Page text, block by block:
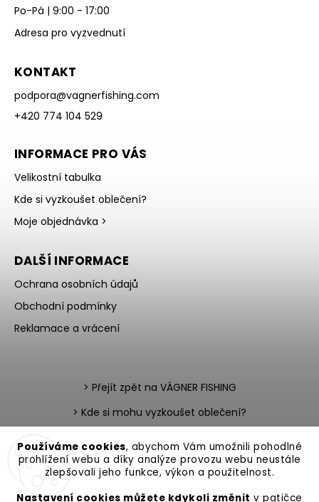
Používáme cookies, abychom Vám umožnili pohodlné
prohlížení webu a díky analýze provozu webu neustále
zlepšovali jeho funkce, výkon a použitelnost.
Nastavení cookies můžete kdykoli změnit v patičce
Po-Pá | 9:00 - 17:00
Adresa pro vyzvednutí
KONTAKT
podpora@vagnerfishing.com
+420 774 104 529
INFORMACE PRO VÁS
Velikostní tabulka
Kde si vyzkoušet oblečení?
Moje objednávka >
DALŠÍ INFORMACE
Ochrana osobních údajů
Obchodní podmínky
Reklamace a vrácení
> Přejít zpět na VÁGNER FISHING
> Kde si mohu vyzkoušet oblečení?
> Katalog zboží v PDF
> Team testerů